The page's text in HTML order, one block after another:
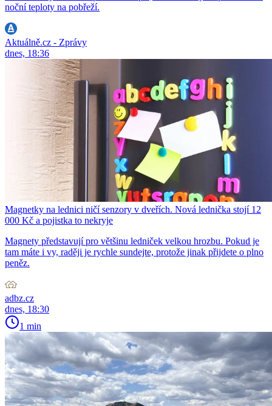
noční teploty na pobřeží.
Aktuálně.cz - Zprávy
dnes, 18:36
Magnetky na lednici ničí senzory v dveřích. Nová lednička stojí 12
000 Kč a pojistka to nekryje
Magnety představují pro většinu ledniček velkou hrozbu. Pokud je
tam máte i vy, raději je rychle sundejte, protože jinak přijdete o plno
peněz.
adbz.cz
dnes, 18:30
1 min